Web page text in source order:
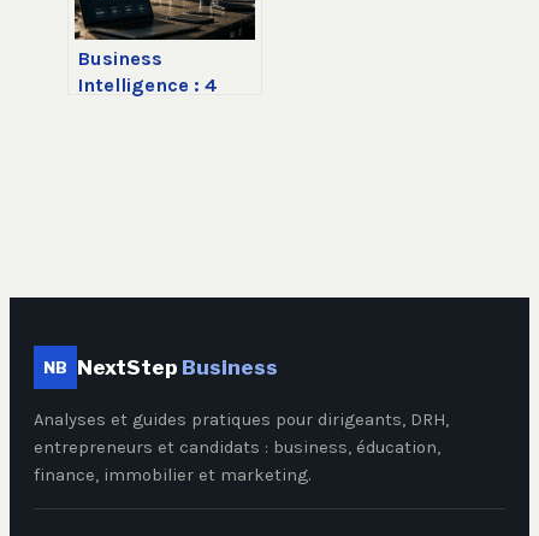
Business
Intelligence : 4
NB NextStep Business
Analyses et guides pratiques pour dirigeants, DRH,
entrepreneurs et candidats : business, éducation,
finance, immobilier et marketing.